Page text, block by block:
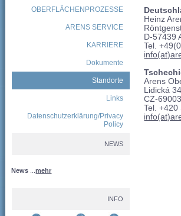
OBERFLÄCHENPROZESSE
ARENS SERVICE
KARRIERE
Dokumente
Standorte
Links
Datenschutzerklärung/Privacy
Policy
NEWS
News ...mehr
INFO
Heinz
D-57439
Tel.
Arens
Lidická
CZ-
Tel.